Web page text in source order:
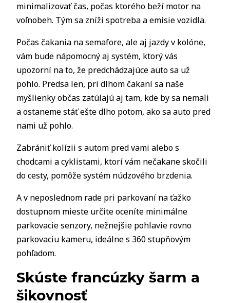
minimalizovať čas, počas ktorého beží motor na
voľnobeh. Tým sa zníži spotreba a emisie vozidla.
Počas čakania na semafore, ale aj jazdy v kolóne,
vám bude nápomocný aj systém, ktorý vás
upozorní na to, že predchádzajúce auto sa už
pohlo. Predsa len, pri dlhom čakaní sa naše
myšlienky občas zatúlajú aj tam, kde by sa nemali
a ostaneme stáť ešte dlho potom, ako sa auto pred
nami už pohlo.
Zabrániť kolízii s autom pred vami alebo s
chodcami a cyklistami, ktorí vám nečakane skočili
do cesty, pomôže systém núdzového brzdenia.
A v neposlednom rade pri parkovaní na ťažko
dostupnom mieste určite oceníte minimálne
parkovacie senzory, nežnejšie pohlavie rovno
parkovaciu kameru, ideálne s 360 stupňovým
pohľadom.
Skúste francúzky šarm a
šikovnosť